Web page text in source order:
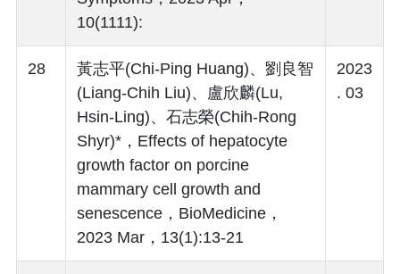
10(1111):
28
黃志平(Chi-Ping Huang)、劉良智
(Liang-Chih Liu)、盧欣麟(Lu,
Hsin-Ling)、石志榮(Chih-Rong
Shyr)*，Effects of hepatocyte
growth factor on porcine
mammary cell growth and
senescence，BioMedicine，
2023 Mar，13(1):13-21
2023
. 03